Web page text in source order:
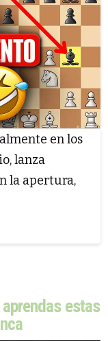
en los
lanza
la apertura,
estas